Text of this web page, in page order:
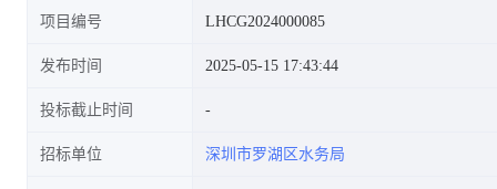
项目编号 LHCG2024000085
发布时间 2025-05-15 17:43:44
投标截止时间
招标单位 深圳市罗湖区水务局